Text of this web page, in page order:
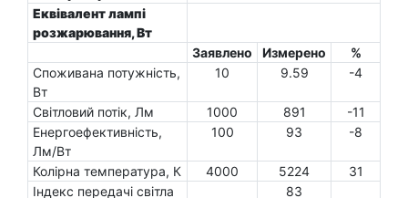
Еквівалент лампі
розжарювання, Вт
Заявлено
Измерено
%
Споживана потужність,
Вт
10 9.59 -4
Світловий потік, Лм 1000 891
-11
Енергоефективність,
Лм/Вт
100 93 -8
Колірна температура, К 4000 5224
31
Індекс передачі світла
83